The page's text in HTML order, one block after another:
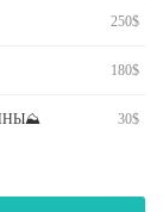
250$
180$
30$